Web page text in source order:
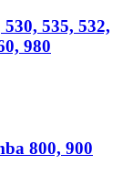
535, 532,
980
800, 900